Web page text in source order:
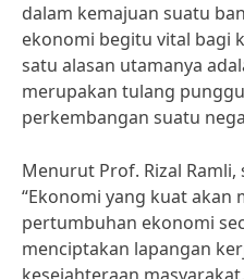
dalam kemajuan suatu
ekonomi begitu vital bagi
satu alasan utamanya
merupakan tulang
perkembangan suatu
Menurut Prof. Rizal
“Ekonomi yang kuat
pertumbuhan ekonomi
menciptakan lapangan